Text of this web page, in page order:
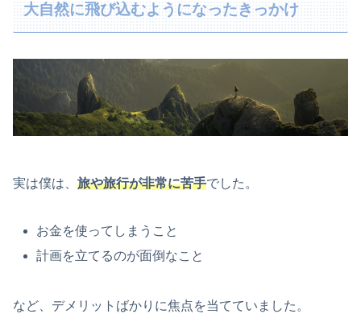
大自然に飛び込むようになったきっかけ
実は僕は、 旅や旅行が非常に苦手でした。
お金を使ってしまうこと
計画を立てるのが面倒なこと
など、デメリットばかりに焦点を当てていました。